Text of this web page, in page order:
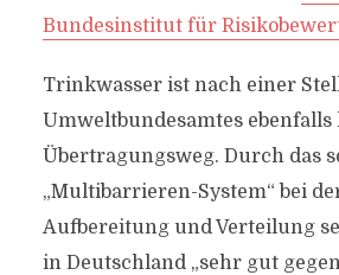
Bundesinstitut für
Trinkwasser ist nach einer
Umweltbundesamtes ebenfalls
Übertragungsweg. Durch das
„Multibarrieren-System“ bei
Aufbereitung und Verteilung
in Deutschland „sehr gut